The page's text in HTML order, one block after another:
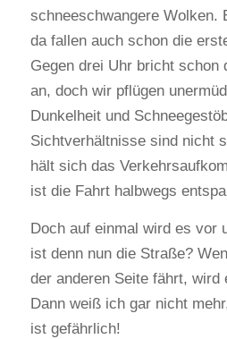
schneeschwangere Wolken.
da fallen auch schon die
Gegen drei Uhr bricht schon
an, doch wir pflügen
Dunkelheit und
Sichtverhältnisse sind nicht
hält sich das
ist die Fahrt halbwegs
Doch auf einmal wird es vor
ist denn nun die Straße?
der anderen Seite fährt,
Dann weiß ich gar nicht
ist gefährlich!